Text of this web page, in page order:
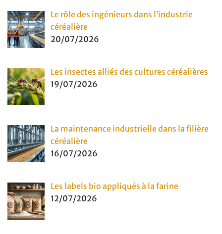
Le rôle des ingénieurs dans l’industrie
céréalière
20/07/2026
Les insectes alliés des cultures céréalières
19/07/2026
La maintenance industrielle dans la filière
céréalière
16/07/2026
Les labels bio appliqués à la farine
12/07/2026